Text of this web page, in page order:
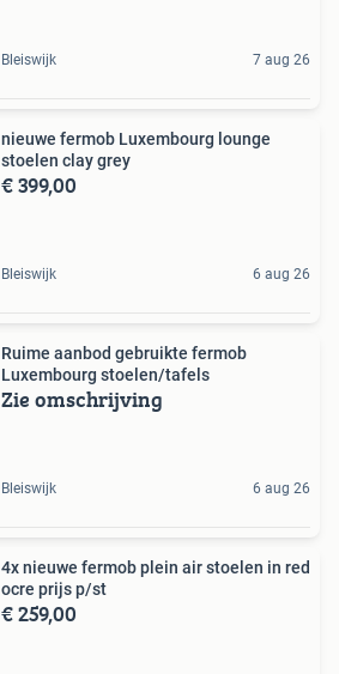
Bleiswijk 7 aug 26
nieuwe fermob Luxembourg lounge
stoelen clay grey
€ 399,00
Bleiswijk 6 aug 26
Ruime aanbod gebruikte fermob
Luxembourg stoelen/tafels
Zie omschrijving
Bleiswijk 6 aug 26
4x nieuwe fermob plein air stoelen in red
ocre prijs p/st
€ 259,00